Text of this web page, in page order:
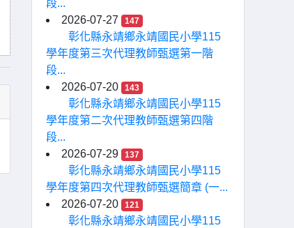
段...
2026-07-27
147
彰化縣永靖鄉永靖國民小學115
學年度第三次代理教師甄選第一階
段...
2026-07-20
143
彰化縣永靖鄉永靖國民小學115
學年度第二次代理教師甄選第四階
段...
2026-07-29
137
彰化縣永靖鄉永靖國民小學115
學年度第四次代理教師甄選簡章 (一...
2026-07-20
121
彰化縣永靖鄉永靖國民小學115